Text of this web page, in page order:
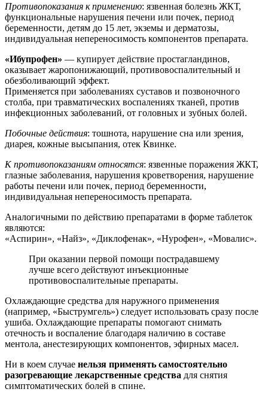
Противопоказания к применению: язвенная болезнь ЖКТ,
функциональные нарушения печени или почек, период
беременности, детям до 15 лет, экземы и дерматозы,
индивидуальная непереносимость компонентов препарата.
«Ибупрофен» — купирует действие простагландинов,
оказывает жаропонижающий, противовоспалительный и
обезболивающий эффект.
Применяется при заболеваниях суставов и позвоночного
столба, при травматических воспалениях тканей, против
инфекционных заболеваний, от головных и зубных болей.
Побочные действия: тошнота, нарушение сна или зрения,
диарея, кожные высыпания, отек Квинке.
К противопоказаниям относятся: язвенные поражения ЖКТ,
глазные заболевания, нарушения кроветворения, нарушение
работы печени или почек, период беременности,
индивидуальная непереносимость препарата.
Аналогичными по действию препаратами в форме таблеток
являются:
«Аспирин», «Найз», «Диклофенак», «Нурофен», «Мовалис».
При оказании первой помощи пострадавшему
лучше всего действуют инъекционные
противовоспалительные препараты.
Охлаждающие средства для наружного применения
(например, «Быструмгель») следует использовать сразу после
ушиба. Охлаждающие препараты помогают снимать
отечность и воспаление благодаря наличию в составе
ментола, анестезирующих компонентов, эфирных масел.
Ни в коем случае нельзя применять самостоятельно
разогревающие лекарственные средства для снятия
симптоматических болей в спине.